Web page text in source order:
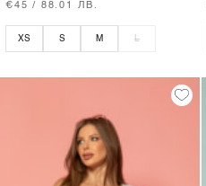
€45 / 88.01 ЛВ.
XS S M L